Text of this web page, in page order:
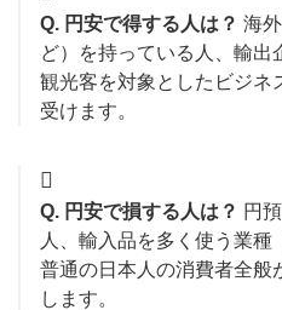
Q. 円安で得する人は？ 海
ど）を持っている人、輸出
観光客を対象としたビジネ
受けます。
Q. 円安で損する人は？ 円
人、輸入品を多く使う業
普通の日本人の消費者全般
します。